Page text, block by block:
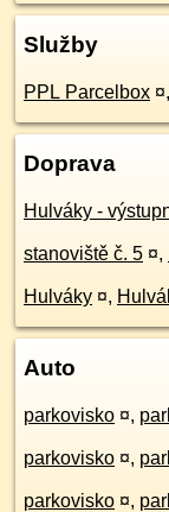
Služby
PPL Parcelbox ¤,
Doprava
Hulváky -
stanoviště č. 5 ¤,
Hulváky ¤,
Auto
parkovisko ¤,
parkovisko ¤,
parkovisko ¤,